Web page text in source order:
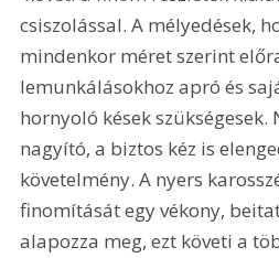
csiszolással. A mélyedések,
mindenkor méret szerint
lemunkálásokhoz apró és
hornyoló kések szükségesek.
nagyító, a biztos kéz is
követelmény. A nyers
finomítását egy vékony,
alapozza meg, ezt követi a